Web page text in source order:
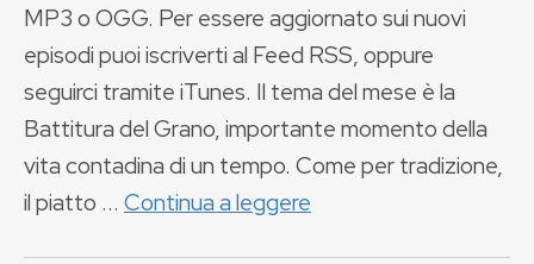
MP3 o OGG. Per essere aggiornato sui nuovi
episodi puoi iscriverti al Feed RSS, oppure
seguirci tramite iTunes. Il tema del mese è la
Battitura del Grano, importante momento della
vita contadina di un tempo. Come per tradizione,
il piatto ... Continua a leggere